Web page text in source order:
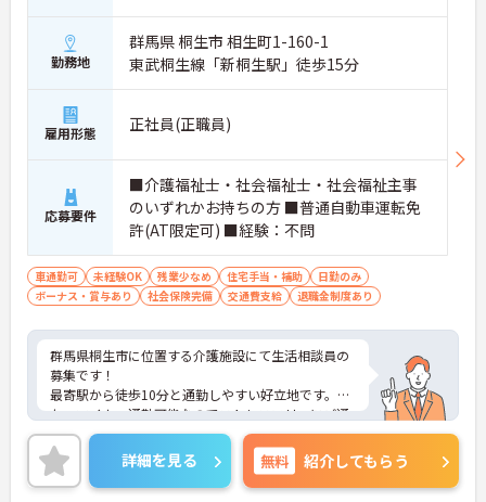
勤務地
群馬県 桐生市 相生町1-160-1
東武桐生線「新桐生駅」徒歩15分
雇用形態 正社員(正職員)
応募要件
■介護福祉士・社会福祉士・社会福祉主事
のいずれかお持ちの方 ■普通自動車運転免
許(AT限定可) ■経験：不問
車通勤可 未経験OK 残業少なめ 住宅手当・補助
日勤のみ
ボーナス・賞与あり
社会保険完備 交通費支給 退職金制度あり
群馬県桐生市に位置する介護施設にて生活相談員の
募集です！
最寄駅から徒歩10分と通勤しやすい好立地です。ま
た、マイカー通勤可能なのでストレスフリーにご通
勤いただけます。
ご興味のある方には、面接対策ポイントなど、さら
に詳細をご案内しますのでお気軽にご相談くださ
い！
詳細を見る 無料 紹介してもらう